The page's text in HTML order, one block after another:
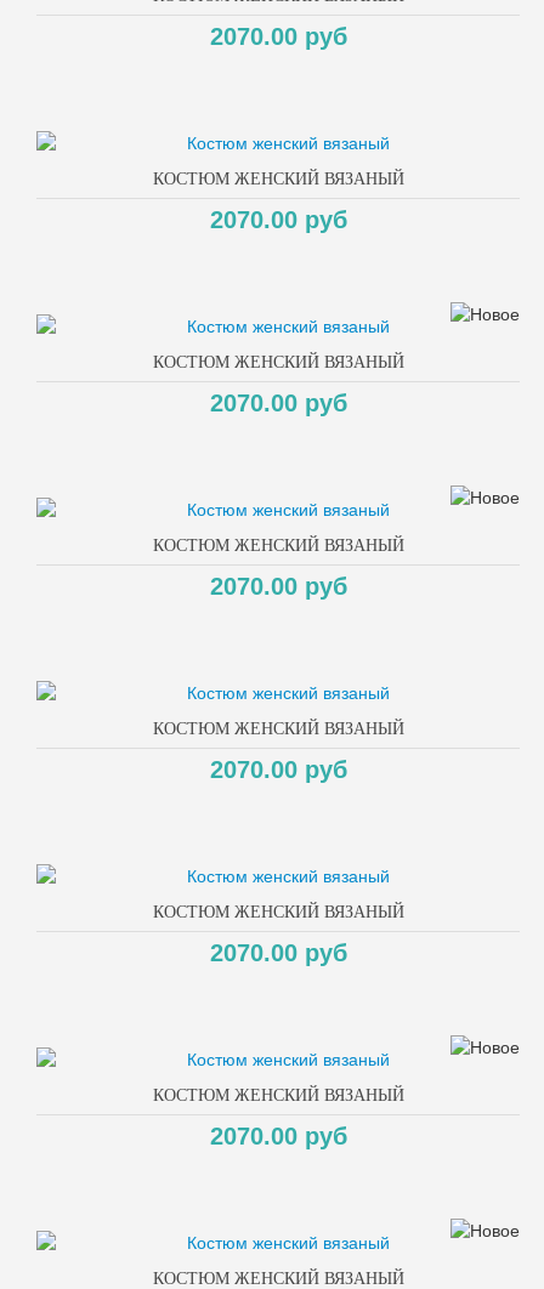
2070.00 руб
КОСТЮМ ЖЕНСКИЙ ВЯЗАНЫЙ
2070.00 руб
КОСТЮМ ЖЕНСКИЙ ВЯЗАНЫЙ
2070.00 руб
КОСТЮМ ЖЕНСКИЙ ВЯЗАНЫЙ
2070.00 руб
КОСТЮМ ЖЕНСКИЙ ВЯЗАНЫЙ
2070.00 руб
КОСТЮМ ЖЕНСКИЙ ВЯЗАНЫЙ
2070.00 руб
КОСТЮМ ЖЕНСКИЙ ВЯЗАНЫЙ
2070.00 руб
КОСТЮМ ЖЕНСКИЙ ВЯЗАНЫЙ